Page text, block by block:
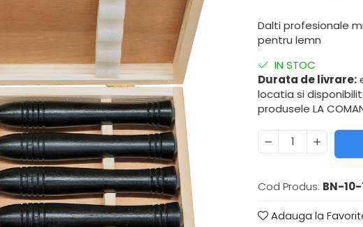
Dalti profesionale
pentru lemn
IN STOC
Durata de livrare:
locatia si
produsele LA
Cod Produs: BN-
Adauga la